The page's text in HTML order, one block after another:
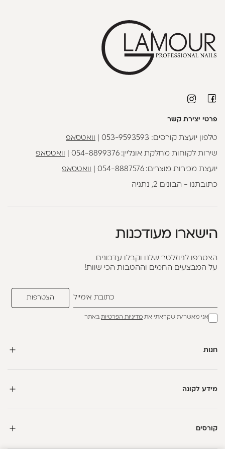
פרטי יצירת קשר
טלפון יועצת קורסים: 053-9593593 וואטסאפ
שירות לקוחות מחלקת אונליין:054-8899376 וואטסאפ
יועצת מכירות מוצרים:054-8887576 וואטסאפ
כתובתנו - הבונים 2, נתניה
הישארו מעודכנות
הצטרפו לניוזלטר שלנו וקבלו עדכונים
על המבצעים החמים וההטבות הכי שוות!
אני מאשר/ת שקראתי את מדיניות הפרטיותבאתר
חנות
מידע לקונה
קורסים